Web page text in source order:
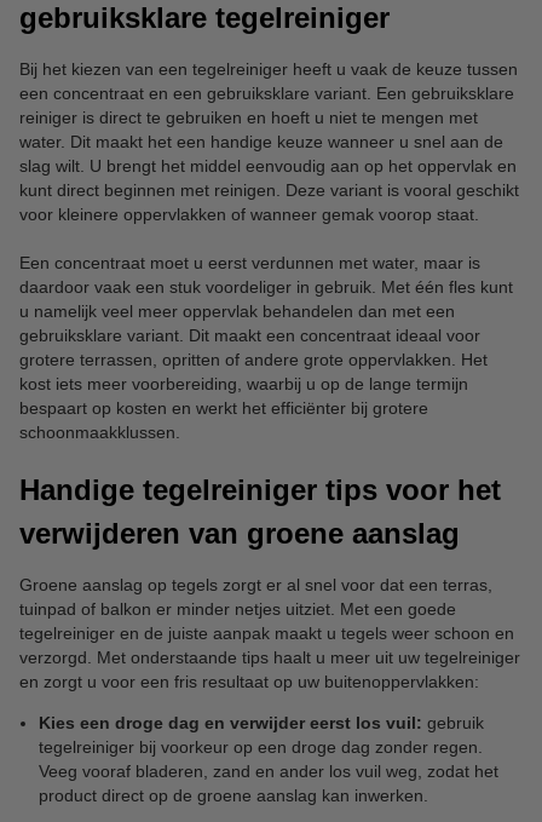
gebruiksklare tegelreiniger
Bij het kiezen van een tegelreiniger heeft u vaak de keuze tussen
een concentraat en een gebruiksklare variant. Een gebruiksklare
reiniger is direct te gebruiken en hoeft u niet te mengen met
water. Dit maakt het een handige keuze wanneer u snel aan de
slag wilt. U brengt het middel eenvoudig aan op het oppervlak en
kunt direct beginnen met reinigen. Deze variant is vooral geschikt
voor kleinere oppervlakken of wanneer gemak voorop staat.
Een concentraat moet u eerst verdunnen met water, maar is
daardoor vaak een stuk voordeliger in gebruik. Met één fles kunt
u namelijk veel meer oppervlak behandelen dan met een
gebruiksklare variant. Dit maakt een concentraat ideaal voor
grotere terrassen, opritten of andere grote oppervlakken. Het
kost iets meer voorbereiding, waarbij u op de lange termijn
bespaart op kosten en werkt het efficiënter bij grotere
schoonmaakklussen.
Handige tegelreiniger tips voor het
verwijderen van groene aanslag
Groene aanslag op tegels zorgt er al snel voor dat een terras,
tuinpad of balkon er minder netjes uitziet. Met een goede
tegelreiniger en de juiste aanpak maakt u tegels weer schoon en
verzorgd. Met onderstaande tips haalt u meer uit uw tegelreiniger
en zorgt u voor een fris resultaat op uw buitenoppervlakken:
Kies een droge dag en verwijder eerst los vuil: gebruik
tegelreiniger bij voorkeur op een droge dag zonder regen.
Veeg vooraf bladeren, zand en ander los vuil weg, zodat het
product direct op de groene aanslag kan inwerken.